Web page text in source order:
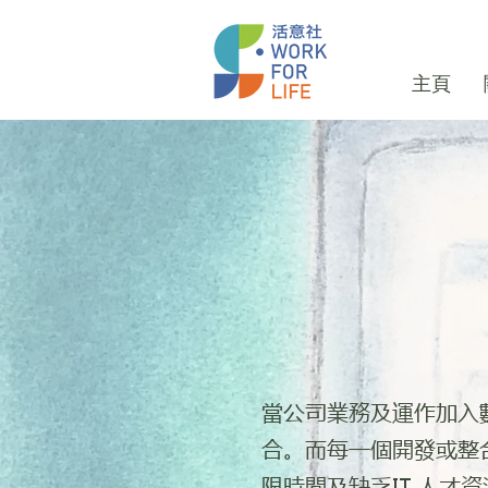
主頁
當公司業務及運作加
合。而每一個開發或